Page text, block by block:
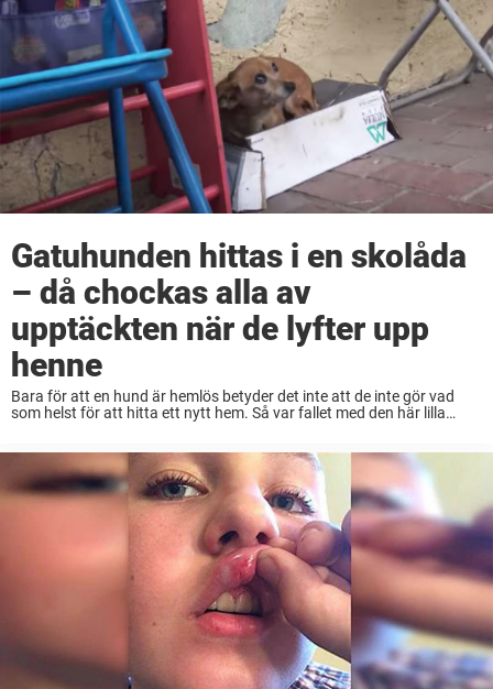
Gatuhunden hittas i en skolåda
– då chockas alla av
upptäckten när de lyfter upp
henne
Bara för att en hund är hemlös betyder det inte att de inte gör vad
som helst för att hitta ett nytt hem. Så var fallet med den här lilla